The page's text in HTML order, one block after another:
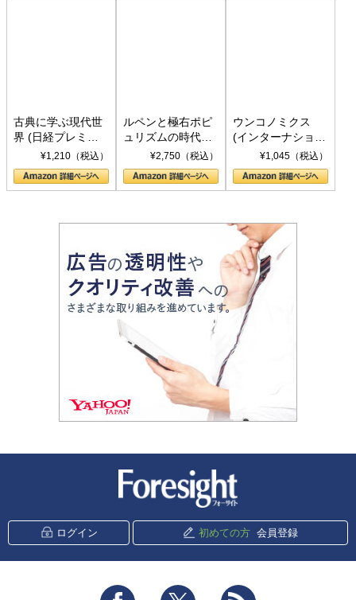
古典に学ぶ現代世
界 (日経プレミア
シリーズ)¥1,210（税込）
ルペンと極右ポピ
ュリズムの時代：
〈ヤヌス〉の二つ
の顔
¥2,750（税込）
ウンコノミクス
(インターナショナ
ル新書)¥1,045（税込）
ログイン 初めての方 会員登録
Facebook Twitter